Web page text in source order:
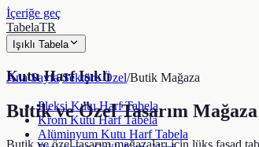
İçeriğe geç
TabelaTR
Işıklı Tabela
Kutu Harf Işıklı
Pleksi Kutu Harf Tabela
Krom Kutu Harf Tabela
Alüminyum Kutu Harf Tabela
Ana Sayfa/Sektöre Özel/Butik Mağaza
Butik ve Özel Tasarım
Butik ve özel tasarım mağazaları için lüks fasad